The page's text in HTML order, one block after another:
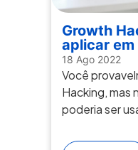
Growth
aplicar em
18 Ago 2022
Você
Hacking, mas
poderia ser